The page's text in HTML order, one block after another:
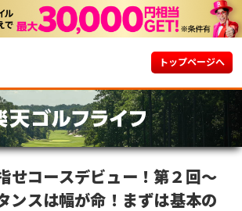
トップページへ
せコースデビュー！第２回～
ンスは幅が命！まずは基本の